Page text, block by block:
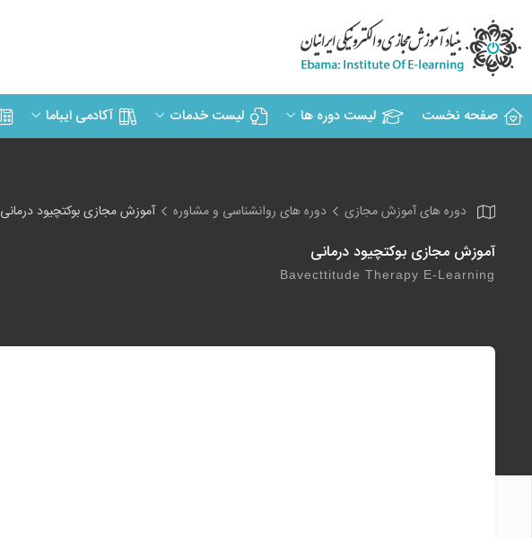
صفحه نخست لیست دوره ها لیست خدمات آکادمی ایباما
دوره های آموزش مجازی دوره های روانشناسی و مشاوره آموزش مجازی بوکتچیود درمانی
آموزش مجازی بوکتچیود درمانی
Bavecttitude Therapy E-Learning